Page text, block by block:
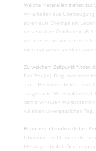
Welche Materialien stehen zur
Wir arbeiten aus
sollen eure Eheringe ein
verschiedene Goldtöne in 18
verarbeiten wir ausschliesslich
nicht nur schön, sondern auch
Zu welchem Zeitpunkt finden
Der Trau(m)-Ring-Workshop
statt. Besonders beliebt sind
ausgebucht. Wir empfehlen
damit wir euren
wir einen unvergesslichen
Brauche ich handwerkliches
Überhaupt nicht. Viele, die zu
Metall gearbeitet. Genau